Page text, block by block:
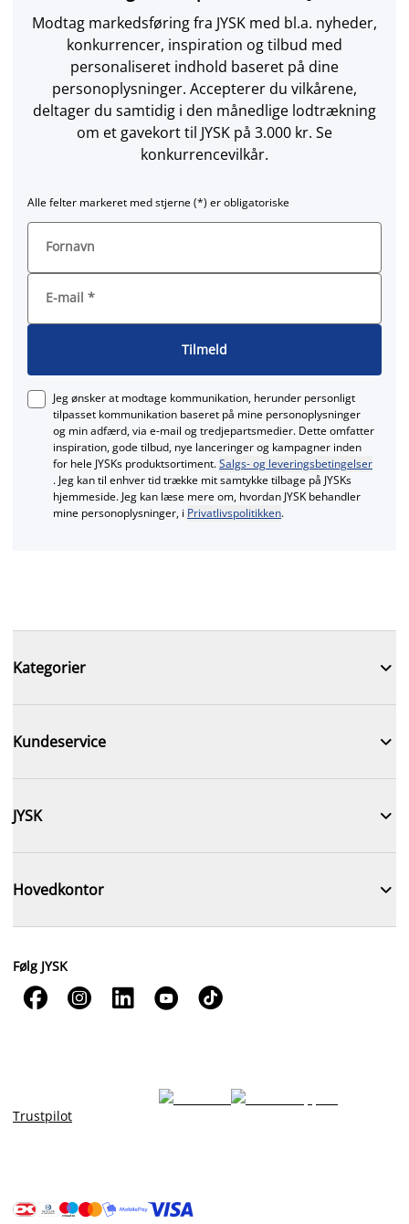
Modtag markedsføring fra JYSK med bl.a. nyheder,
konkurrencer, inspiration og tilbud med
personaliseret indhold baseret på dine
personoplysninger. Accepterer du vilkårene,
deltager du samtidig i den månedlige lodtrækning
om et gavekort til JYSK på 3.000 kr. Se
konkurrencevilkår.
Alle felter markeret med stjerne (*) er obligatoriske
Fornavn
E-mail *
Tilmeld
Jeg ønsker at modtage kommunikation, herunder personligt
tilpasset kommunikation baseret på mine personoplysninger
og min adfærd, via e‑mail og tredjepartsmedier. Dette omfatter
inspiration, gode tilbud, nye lanceringer og kampagner inden
for hele JYSKs produktsortiment.Salgs- og leveringsbetingelser
. Jeg kan til enhver tid trække mit samtykke tilbage på JYSKs
hjemmeside. Jeg kan læse mere om, hvordan JYSK behandler
mine personoplysninger, i Privatlivspolitikken.
Kategorier 
Kundeservice 
JYSK 
Hovedkontor 
Følg JYSK
    
Trustpilot